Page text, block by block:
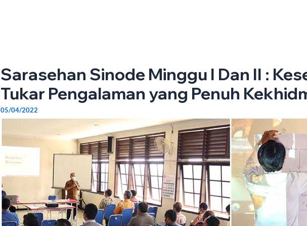
Sarasehan Sinode Minggu I Dan II :
Tukar Pengalaman yang Penuh
05/04/2022